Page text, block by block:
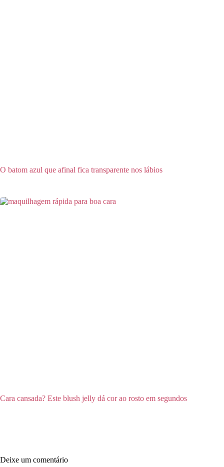
O batom azul que afinal fica transparente nos lábios
Cara cansada? Este blush jelly dá cor ao rosto em segundos
Deixe um comentário